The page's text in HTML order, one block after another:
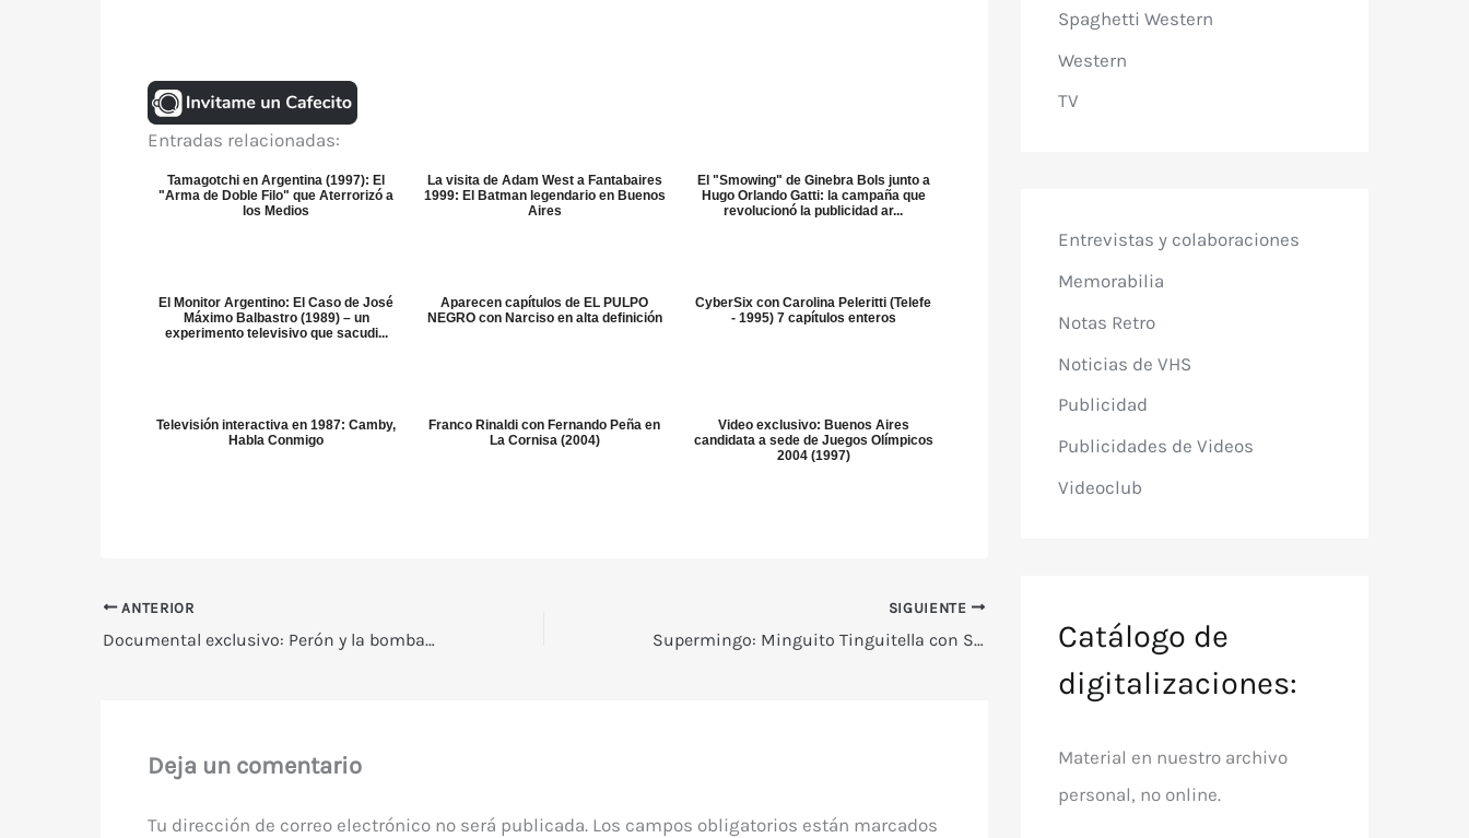
Entradas relacionadas:
Tamagotchi en Argentina (1997): El
"Arma de Doble Filo" que Aterrorizó a
los Medios
La visita de Adam West a Fantabaires
1999: El Batman legendario en Buenos
Aires
El "Smowing" de Ginebra Bols junto a
Hugo Orlando Gatti: la campaña que
revolucionó la publicidad ar...
El Monitor Argentino: El Caso de José
Máximo Balbastro (1989) – un
experimento televisivo que sacudi...
Aparecen capítulos de EL PULPO
NEGRO con Narciso en alta definición
CyberSix con Carolina Peleritti (Telefe
- 1995) 7 capítulos enteros
Televisión interactiva en 1987: Camby,
Habla Conmigo
Franco Rinaldi con Fernando Peña en
La Cornisa (2004)
Video exclusivo: Buenos Aires
candidata a sede de Juegos Olímpicos
2004 (1997)
ANTERIOR
Documental exclusivo: Perón y la bomba atómica (Canal A – 2002)
SIGUIENTE
Supermingo: Minguito Tinguitella con Saúl Ubaldini (1987)
Deja un comentario
Tu dirección de correo electrónico no será publicada. Los campos obligatorios están marcados
Spaghetti Western
Western
TV
Entrevistas y colaboraciones
Memorabilia
Notas Retro
Noticias de VHS
Publicidad
Publicidades de Videos
Videoclub
Catálogo de
digitalizaciones:
Material en nuestro archivo
personal, no online.